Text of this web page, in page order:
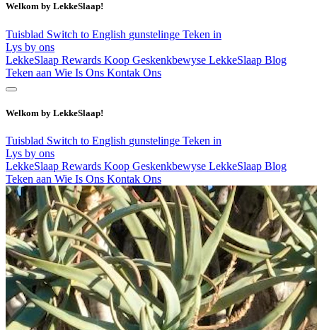
Welkom by LekkeSlaap!
Tuisblad Switch to English gunstelinge Teken in
Lys by ons
LekkeSlaap Rewards Koop Geskenkbewyse LekkeSlaap Blog
Teken aan Wie Is Ons Kontak Ons
Welkom by LekkeSlaap!
Tuisblad Switch to English gunstelinge Teken in
Lys by ons
LekkeSlaap Rewards Koop Geskenkbewyse LekkeSlaap Blog
Teken aan Wie Is Ons Kontak Ons